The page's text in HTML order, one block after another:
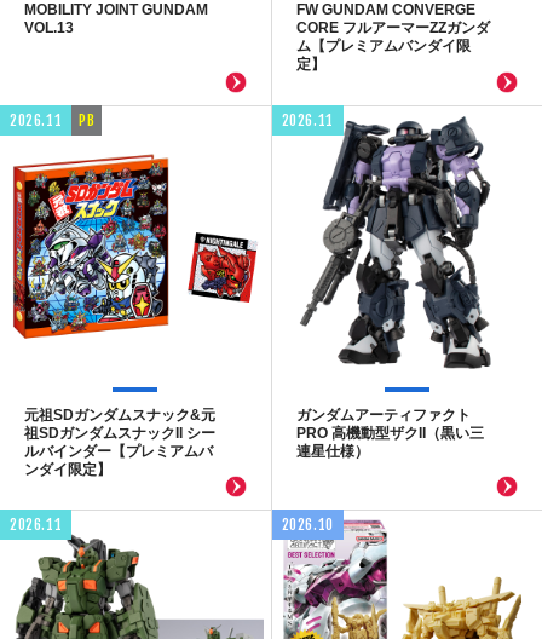
MOBILITY JOINT GUNDAM
VOL.13
FW GUNDAM CONVERGE
CORE フルアーマーZZガンダ
ム【プレミアムバンダイ限
定】
2026.11 PB
元祖SDガンダムスナック&元
祖SDガンダムスナックII シー
ルバインダー【プレミアムバ
ンダイ限定】
2026.11
ガンダムアーティファクト
PRO 高機動型ザクII（黒い三
連星仕様）
2026.11 2026.10